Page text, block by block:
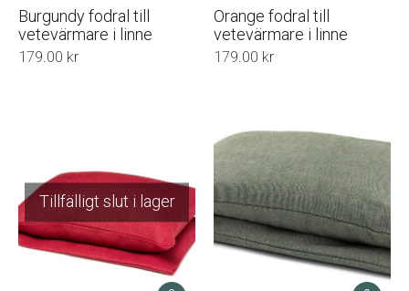
Burgundy fodral till
vetevärmare i linne
179.00 kr
Orange fodral till
vetevärmare i linne
179.00 kr
Tillfälligt slut i lager